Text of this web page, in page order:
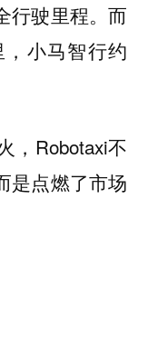
行驶里程。而
小马智行约
，Robotaxi不
是点燃了市场